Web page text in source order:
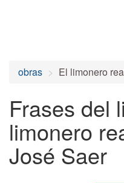
obras El limonero
Frases del
limonero
José Saer